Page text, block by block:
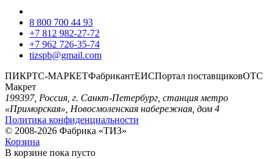
8 800 700 44 93
+7 812 982-27-72
+7 962 726-35-74
tizspb@gmail.com
ПИКРТС-МАРКЕТФабрикантЕИСПортал поставщиковОТС
Макрет
199397, Россия, г. Санкт-Петербург, станция метро
«Приморская», Новосмоленская набережная, дом 4
Политика конфиденциальности
© 2008-2026 Фабрика «ТИЗ»
Корзина
В корзине пока пусто